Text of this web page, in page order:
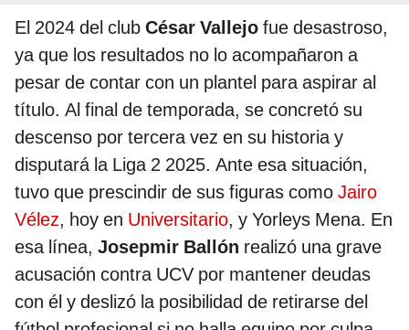
El 2024 del club César Vallejo fue desastroso,
ya que los resultados no lo acompañaron a
pesar de contar con un plantel para aspirar al
título. Al final de temporada, se concretó su
descenso por tercera vez en su historia y
disputará la Liga 2 2025. Ante esa situación,
tuvo que prescindir de sus figuras como Jairo
Vélez, hoy en Universitario, y Yorleys Mena. En
esa línea, Josepmir Ballón realizó una grave
acusación contra UCV por mantener deudas
con él y deslizó la posibilidad de retirarse del